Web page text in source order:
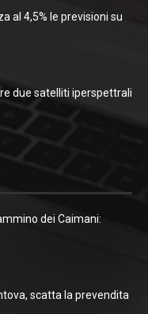
al 4,5% le previsioni su
due satelliti iperspettrali
dei Caimani:
scatta la prevendita